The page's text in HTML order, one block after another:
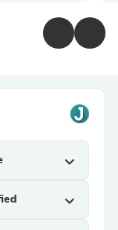
expand_more
expand_more